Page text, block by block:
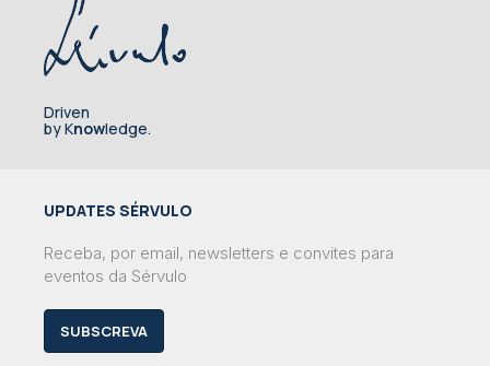
Driven
by Knowledge.
UPDATES SÉRVULO
Receba, por email, newsletters e convites para
eventos da Sérvulo
SUBSCREVA